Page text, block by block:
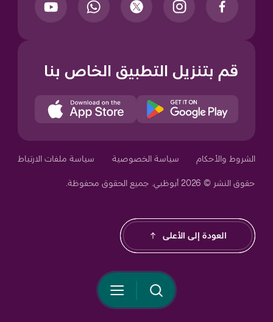
قم بتنزيل التطبيق الخاص بنا
الشروط والأحكام سياسة الخصوصية سياسة ملفات الارتباط
حقوق النشر © 2026 أبوظبي. جميع الحقوق محفوظة.
العودة إلى الأعلى
Your Privacy Choices